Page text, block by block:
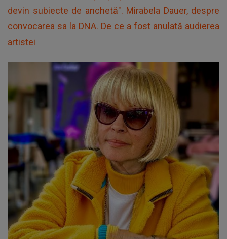
devin subiecte de anchetă". Mirabela Dauer, despre
convocarea sa la DNA. De ce a fost anulată audierea
artistei